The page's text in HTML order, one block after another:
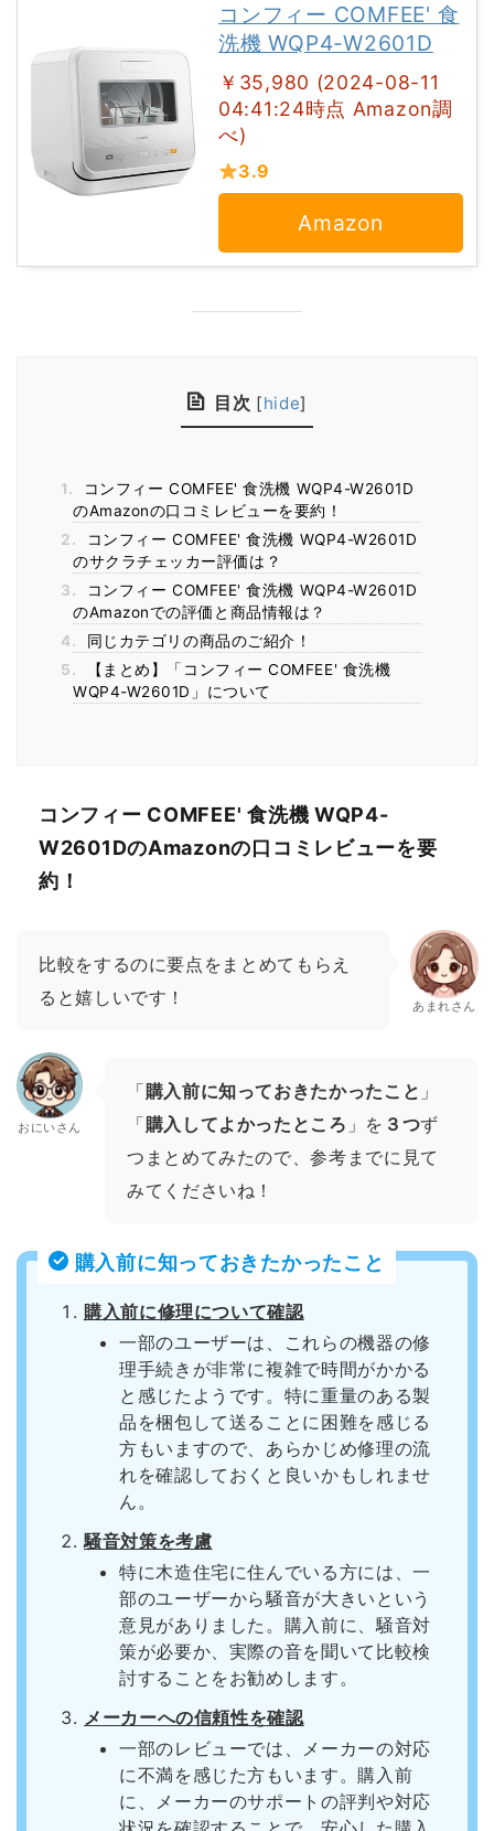
コンフィー COMFEE' 食
洗機 WQP4-W2601D
￥35,980 (2024-08-11
04:41:24時点 Amazon調
べ)
3.9
Amazon
目次 [hide]
1.
コンフィー COMFEE' 食洗機 WQP4-W2601D
のAmazonの口コミレビューを要約！
2.
コンフィー COMFEE' 食洗機 WQP4-W2601D
のサクラチェッカー評価は？
3.
コンフィー COMFEE' 食洗機 WQP4-W2601D
のAmazonでの評価と商品情報は？
4.
同じカテゴリの商品のご紹介！
5.
【まとめ】「コンフィー COMFEE' 食洗機
WQP4-W2601D」について
コンフィー COMFEE' 食洗機 WQP4-
W2601DのAmazonの口コミレビューを要
約！
比較をするのに要点をまとめてもらえ
ると嬉しいです！
あまれさん
おにいさん
「購入前に知っておきたかったこと 」
「購入してよかったところ 」を ３つず
つまとめてみたので、参考までに見て
みてくださいね！
購入前に知っておきたかったこと
購入前に修理について確認
一部のユーザーは、これらの機器の修
理手続きが非常に複雑で時間がかかる
と感じたようです。特に重量のある製
品を梱包して送ることに困難を感じる
方もいますので、あらかじめ修理の流
れを確認しておくと良いかもしれませ
ん。
騒音対策を考慮
特に木造住宅に住んでいる方には、一
部のユーザーから騒音が大きいという
意見がありました。購入前に、騒音対
策が必要か、実際の音を聞いて比較検
討することをお勧めします。
メーカーへの信頼性を確認
一部のレビューでは、メーカーの対応
に不満を感じた方もいます。購入前
に、メーカーのサポートの評判や対応